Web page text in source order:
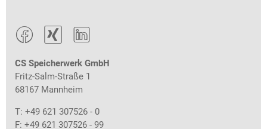
  
CS Speicherwerk GmbH
Fritz-Salm-Straße 1
68167 Mannheim
T: +49 621 307526 - 0
F: +49 621 307526 - 99